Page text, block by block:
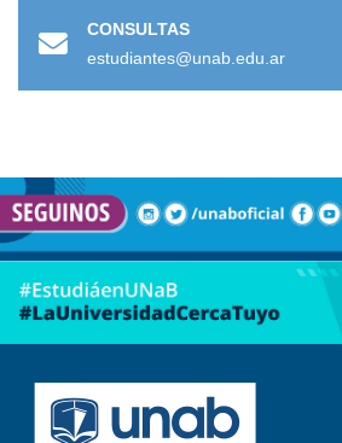
CONSULTAS
estudiantes@unab.edu.ar